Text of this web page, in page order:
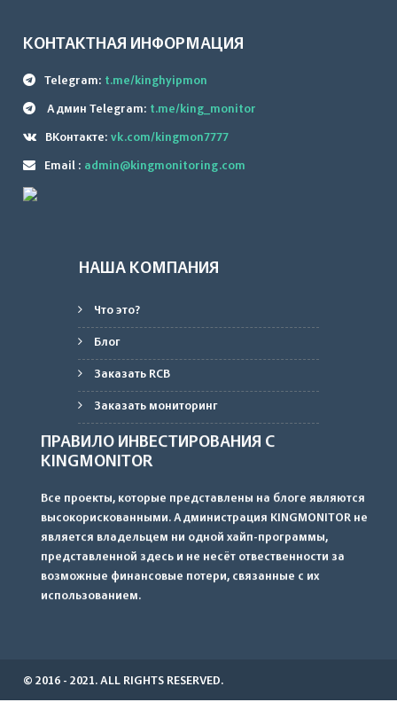
КОНТАКТНАЯ ИНФОРМАЦИЯ
Telegram: t.me/kinghyipmon
Админ Telegram: t.me/king_monitor
ВКонтакте:vk.com/kingmon7777
Email : admin@kingmonitoring.com
НАША КОМПАНИЯ
Что это?
Блог
Заказать RCB
Заказать мониторинг
ПРАВИЛО ИНВЕСТИРОВАНИЯ С
KINGMONITOR
Все проекты, которые представлены на блоге являются
высокорискованными. Администрация KINGMONITOR не
является владельцем ни одной хайп-программы,
представленной здесь и не несёт отвественности за
возможные финансовые потери, связанные с их
использованием.
© 2016 - 2021. ALL RIGHTS RESERVED.